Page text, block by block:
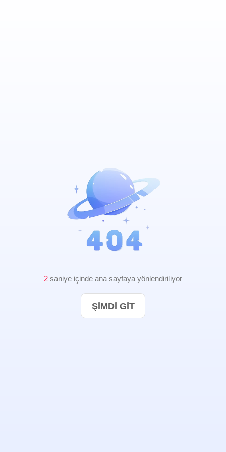
2 saniye içinde ana sayfaya yönlendiriliyor
ŞIMDI GIT